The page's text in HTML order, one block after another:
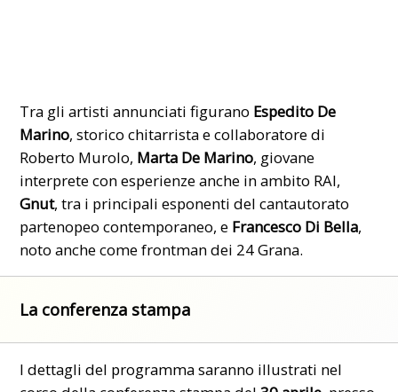
Tra gli artisti annunciati figurano Espedito De
Marino, storico chitarrista e collaboratore di
Roberto Murolo, Marta De Marino, giovane
interprete con esperienze anche in ambito RAI,
Gnut, tra i principali esponenti del cantautorato
partenopeo contemporaneo, e Francesco Di Bella,
noto anche come frontman dei 24 Grana.
La conferenza stampa
I dettagli del programmasaranno illustrati nel